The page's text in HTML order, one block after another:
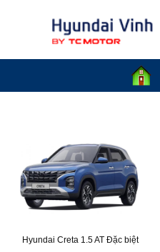
Hyundai Creta 1.5 AT Đặc biệt